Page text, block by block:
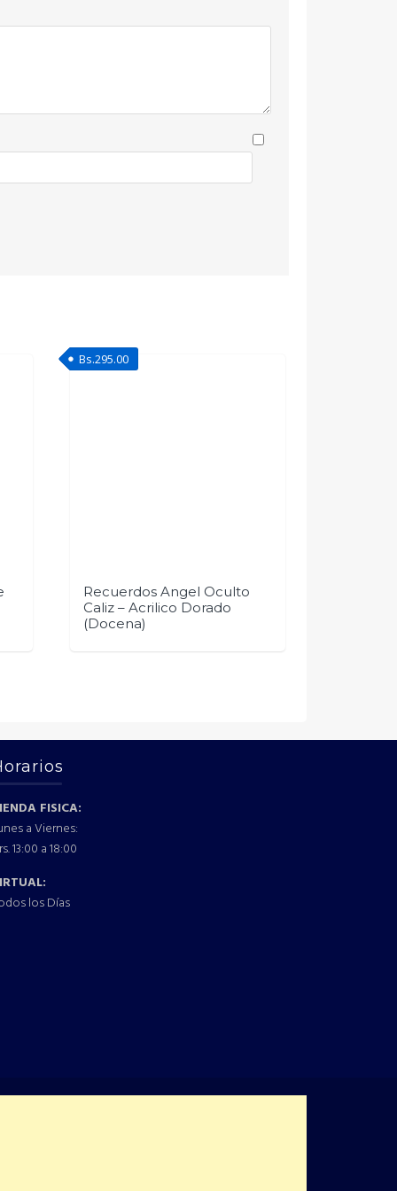
Recuerdos Angel Oculto
Caliz – Acrilico Dorado
(Docena)
Bs.295.00
FISICA:
a Viernes:
13:00 a 18:00
los Días